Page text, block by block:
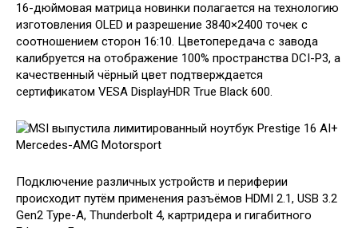
16-дюймовая матрица новинки полагается на технологию
изготовления OLED и разрешение 3840×2400 точек с
соотношением сторон 16:10. Цветопередача с завода
калибруется на отображение 100% пространства DCI-P3, а
качественный чёрный цвет подтверждается
сертификатом VESA DisplayHDR True Black 600.
Подключение различных устройств и периферии
происходит путём применения разъёмов HDMI 2.1, USB 3.2
Gen2 Type-A, Thunderbolt 4, картридера и гигабитного